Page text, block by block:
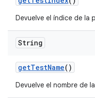
Devuelve el índice de la
String
getTestName()
Devuelve el nombre de